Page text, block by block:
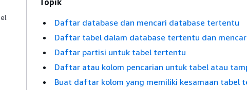
Daftar database dan mencari database tertentu
Daftar tabel dalam database tertentu dan
Daftar partisi untuk tabel tertentu
Daftar atau kolom pencarian untuk tabel atau
Buat daftar kolom yang memiliki kesamaan tabel